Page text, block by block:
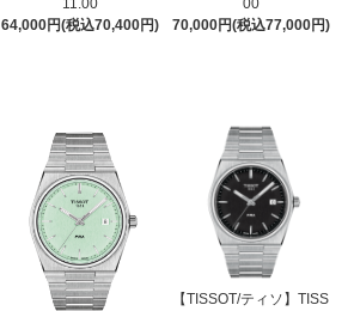
11.00
64,000円(税込70,400円)
00
70,000円(税込77,000円)
【TISSOT/ティソ】TISS